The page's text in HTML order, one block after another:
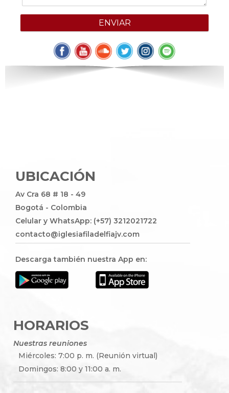
UBICACIÓN
Av Cra 68 # 18 - 49
Bogotá - Colombia
Celular y WhatsApp: (+57) 3212021722
contacto@iglesiafiladelfiajv.com
Descarga también nuestra App en:
HORARIOS
Nuestras reuniones
Miércoles: 7:00 p. m. (Reunión virtual)
Domingos: 8:00 y 11:00 a. m.